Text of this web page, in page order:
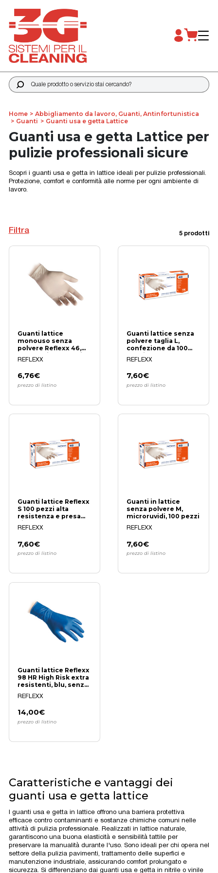
Quale prodotto o servizio stai cercando?
Home
Abbigliamento da lavoro, Guanti, Antinfortunistica
Guanti
Guanti usa e getta Lattice
Guanti usa e getta Lattice per
pulizie professionali sicure
Scopri i guanti usa e getta in lattice ideali per pulizie professionali.
Protezione, comfort e conformità alle norme per ogni ambiente di
lavoro.
Filtra 5 prodotti
Guanti lattice
monouso senza
polvere Reflexx 46,
REFLEXX
6,76€
prezzo di listino
Guanti lattice senza
polvere taglia L,
confezione da 100
REFLEXX
7,60€
prezzo di listino
Guanti lattice Reflexx
S 100 pezzi alta
resistenza e presa
sicura
REFLEXX
7,60€
prezzo di listino
Guanti in lattice
senza polvere M,
microruvidi, 100 pezzi
REFLEXX
7,60€
prezzo di listino
Guanti lattice Reflexx
98 HR High Risk extra
resistenti, blu, senza
REFLEXX
14,00€
prezzo di listino
Caratteristiche e vantaggi dei
guanti usa e getta lattice
I guanti usa e getta in lattice offrono una barriera protettiva
efficace contro contaminanti e sostanze chimiche comuni nelle
attività di pulizia professionale. Realizzati in lattice naturale,
garantiscono una buona elasticità e sensibilità tattile per
preservare la manualità durante l'uso. Sono ideali per chi opera nel
settore della pulizia pavimenti, trattamento delle superfici e
manutenzione industriale, assicurando comfort prolungato e
sicurezza. Si differenziano dai guanti usa e getta in nitrile o vinile